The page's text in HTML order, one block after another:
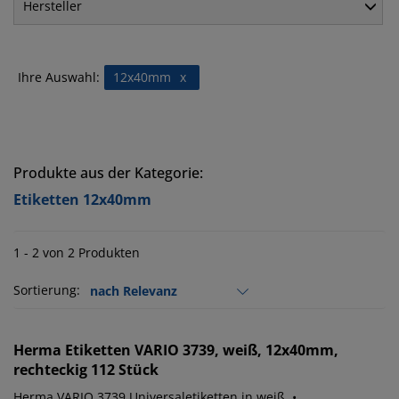
Hersteller
Ihre Auswahl: x
12x40mm
Produkte aus der Kategorie:
Etiketten 12x40mm
1 - 2 von 2 Produkten
Sortierung:
Herma Etiketten VARIO 3739, weiß, 12x40mm,
rechteckig 112 Stück